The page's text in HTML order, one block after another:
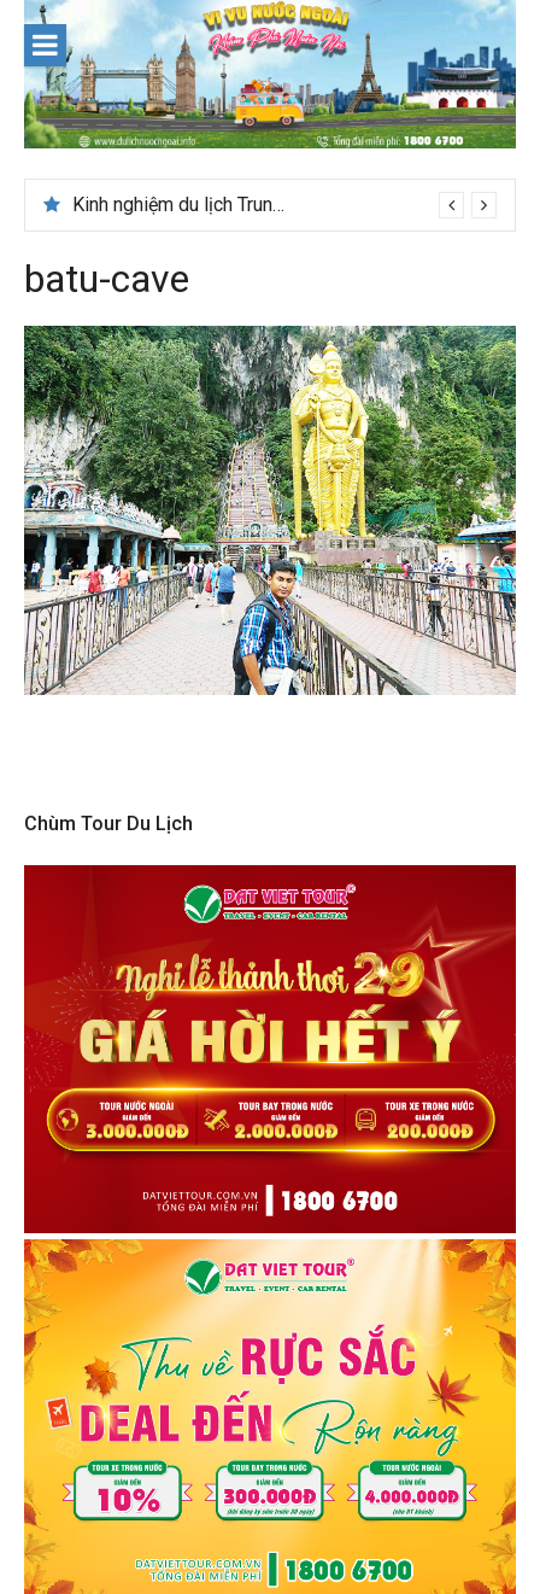
content
Kinh nghiệm du lịch Trung Á lần đầu cho khách Việt
batu-cave
Chùm Tour Du Lịch